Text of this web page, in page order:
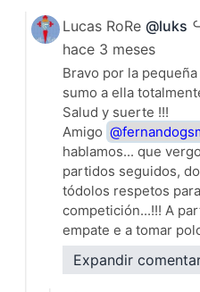
paguemos Más por
que tenéis montada
Deportivas ???.., Anda
ustedes a tomar por el
cabro.., drogadic..s,
costa de tod@s la
Que a gusto me he
algo se me
Responder (5)
Lucas RoRe @luks
hace 3 meses
Bravo por la
sumo a ella
Salud y suerte !!!
Amigo
hablamos... que
partidos seguidos,
tódolos respetos
competición...!!! A
empate e a tomar
estou moi kbreado
· Responder (1)
Expandir